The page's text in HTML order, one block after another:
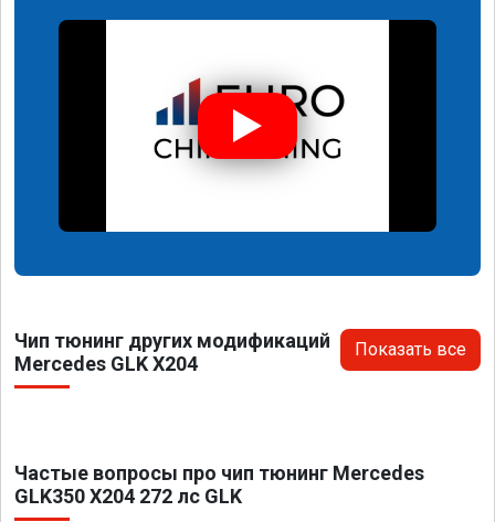
Чип тюнинг других модификаций
Mercedes GLK X204
Показать все
Частые вопросы про чип тюнинг Mercedes
GLK350 X204 272 лс GLK